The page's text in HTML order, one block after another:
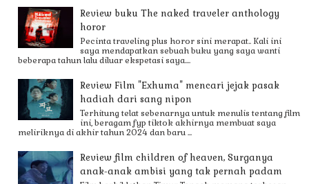
Review buku The naked traveler anthology
horor
Pecinta traveling plus horor sini merapat.. Kali ini
saya mendapatkan sebuah buku yang saya wanti
beberapa tahun lalu diluar ekspetasi saya....
Review Film "Exhuma" mencari jejak pasak
hadiah dari sang nipon
Terhitung telat sebenarnya untuk menulis tentang film
ini, beragam fyp tiktok akhirnya membuat saya
meliriknya di akhir tahun 2024 dan baru ...
Review film children of heaven, Surganya
anak-anak ambisi yang tak pernah padam